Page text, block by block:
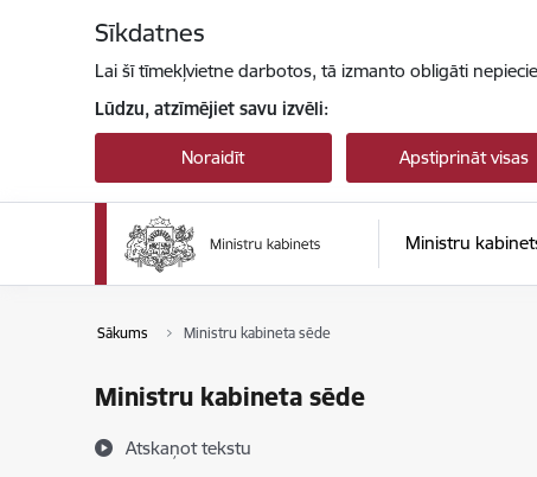
Sīkdatnes
Lai šī tīmekļvietne darbotos, tā izmanto obligāti
Lūdzu, atzīmējiet savu izvēli:
Noraidīt Apstiprināt visas
Ministru
Sākums Ministru kabineta sēde
Ministru kabineta sēde
Atskaņot tekstu